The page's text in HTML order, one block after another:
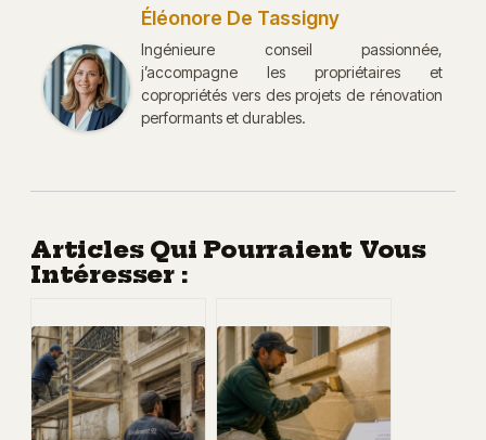
Éléonore De Tassigny
Ingénieure conseil passionnée,
j’accompagne les propriétaires et
copropriétés vers des projets de rénovation
performants et durables.
Articles Qui Pourraient Vous
Intéresser :